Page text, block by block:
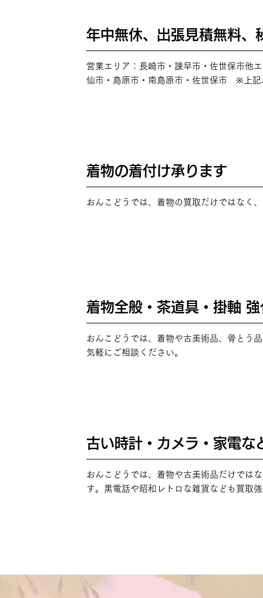
年中無休、出張見積無料、
営業エリア：長崎市・諫早市・佐世保市他
仙市・島原市・南島原市・佐世保市 ※上記
着物の着付け承ります
おんこどうでは、着物の買取だけではなく
着物全般・茶道具・掛軸
おんこどうでは、着物や古美術品、骨とう
気軽にご相談ください。
古い時計・カメラ・家電な
おんこどうでは、着物や古美術品だけでは
す。黒電話や昭和レトロな雑貨なども買取